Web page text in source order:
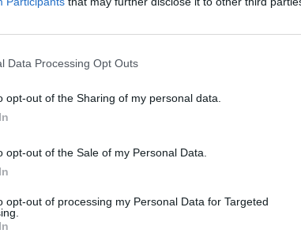
Data Processing Opt Outs
opt-out of the Sharing of my personal data.
opt-out of the Sale of my Personal Data.
opt-out of processing my Personal Data for Targeted
L'Hotel Zurigo si trova a Rimini in zona tranquilla a 50
Ideale per trascorrere piacevoli soggiorni di relax al
PRIVATE InItalia Club!
via Puglie 10/A,Sant'Andrea In Besanigo
Il Podere del Germano Reale sorge in un antico
verde delle colline romagnole in un ambiente
struttura dispone di camere, bilocali e...